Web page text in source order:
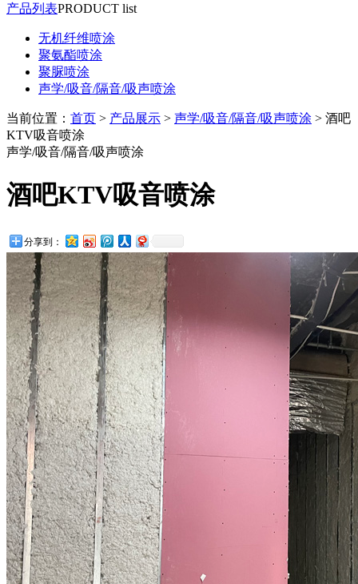
产品列表PRODUCT list
无机纤维喷涂
聚氨酯喷涂
聚脲喷涂
声学/吸音/隔音/吸声喷涂
当前位置： 首页 > 产品展示 > 声学/吸音/隔音/吸声喷涂 > 酒吧
KTV吸音喷涂
声学/吸音/隔音/吸声喷涂
酒吧KTV吸音喷涂
分享到：